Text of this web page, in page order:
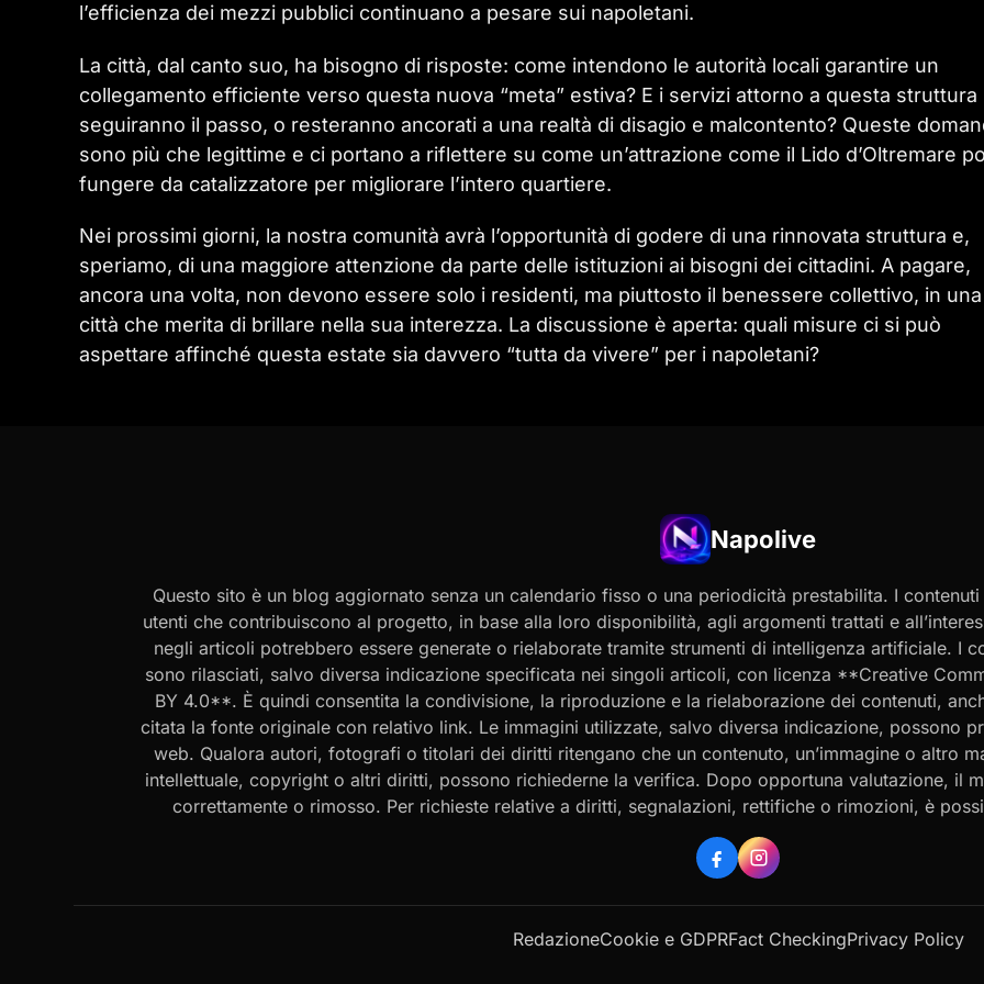
l’efficienza dei mezzi pubblici continuano a pesare sui napoletani.
La città, dal canto suo, ha bisogno di risposte: come intendono le autorità locali garantire un
collegamento efficiente verso questa nuova “meta” estiva? E i servizi attorno a questa struttura
seguiranno il passo, o resteranno ancorati a una realtà di disagio e malcontento? Queste
sono più che legittime e ci portano a riflettere su come un’attrazione come il Lido d’Oltremare
fungere da catalizzatore per migliorare l’intero quartiere.
Nei prossimi giorni, la nostra comunità avrà l’opportunità di godere di una rinnovata struttura e,
speriamo, di una maggiore attenzione da parte delle istituzioni ai bisogni dei cittadini. A pagare,
ancora una volta, non devono essere solo i residenti, ma piuttosto il benessere collettivo, in una
città che merita di brillare nella sua interezza. La discussione è aperta: quali misure ci si può
aspettare affinché questa estate sia davvero “tutta da vivere” per i napoletani?
Napolive
Questo sito è un blog aggiornato senza un calendario fisso o una periodicità prestabilita. I
utenti che contribuiscono al progetto, in base alla loro disponibilità, agli argomenti trattati e
negli articoli potrebbero essere generate o rielaborate tramite strumenti di intelligenza artificiale. I
sono rilasciati, salvo diversa indicazione specificata nei singoli articoli, con licenza **Creative
BY 4.0**. È quindi consentita la condivisione, la riproduzione e la rielaborazione dei contenuti,
citata la fonte originale con relativo link. Le immagini utilizzate, salvo diversa indicazione, possono
web. Qualora autori, fotografi o titolari dei diritti ritengano che un contenuto, un’immagine o altro
intellettuale, copyright o altri diritti, possono richiederne la verifica. Dopo opportuna valutazione, il
correttamente o rimosso. Per richieste relative a diritti, segnalazioni, rettifiche o rimozioni, è
RedazioneCookie e GDPRFact CheckingPrivacy Policy